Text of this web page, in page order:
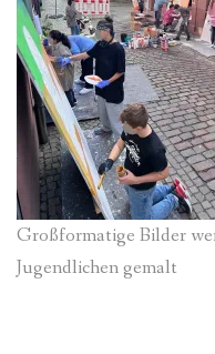
Großformatige Bilder
Jugendlichen gemalt